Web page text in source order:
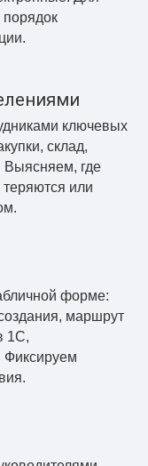
ключевых
склад,
Выясняем, где
или
форме:
маршрут
1С,
Фиксируем